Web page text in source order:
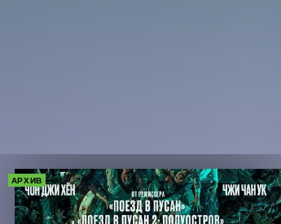
АРХИВ